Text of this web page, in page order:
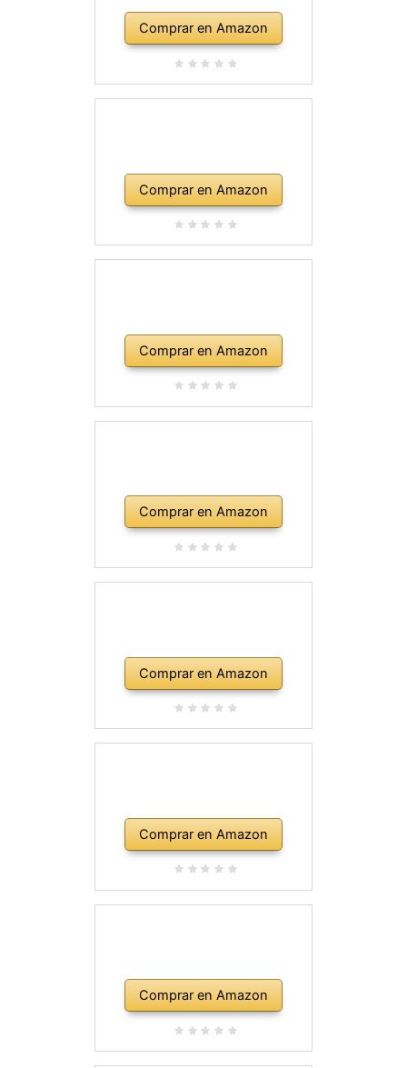
Comprar en Amazon
Comprar en Amazon
Comprar en Amazon
Comprar en Amazon
Comprar en Amazon
Comprar en Amazon
Comprar en Amazon